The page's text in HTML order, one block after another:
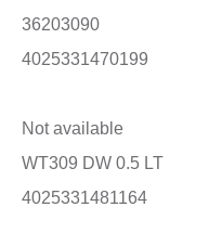
36203090
4025331470199
Not available
WT309 DW 0.5 LT
4025331481164